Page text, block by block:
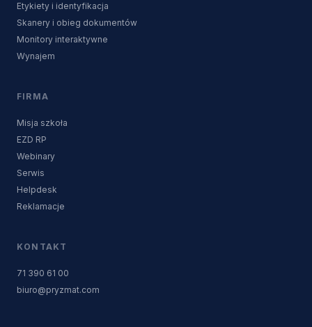
Etykiety i identyfikacja
Skanery i obieg dokumentów
Monitory interaktywne
Wynajem
FIRMA
Misja szkoła
EZD RP
Webinary
Serwis
Helpdesk
Reklamacje
KONTAKT
71 390 61 00
biuro@pryzmat.com